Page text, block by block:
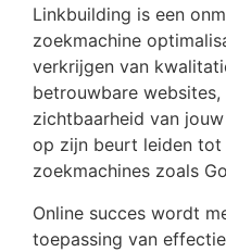
Linkbuilding is een
zoekmachine
verkrijgen van
betrouwbare
zichtbaarheid van
op zijn beurt leiden tot
zoekmachines zoals
Online succes wordt
toepassing van